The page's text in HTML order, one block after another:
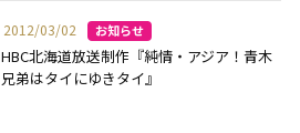
2012/03/02
HBC北海道放送制作『純情・アジア！青木
兄弟はタイにゆきタイ』